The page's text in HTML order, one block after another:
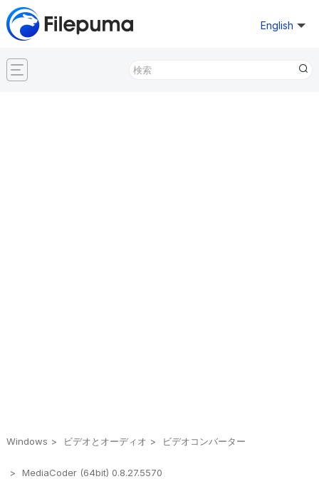
English
Windows ビデオとオーディオ ビデオコンバーター
MediaCoder (64bit) 0.8.27.5570